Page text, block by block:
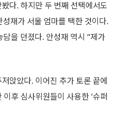
다. 하지만 두 번째 선택에서도
재가 서울 엄마를 택한 것이다.
을 던졌다. 안성재 역시 “제가
앉았다. 이어진 추가 토론 끝에
후 심사위원들이 사용한 ‘슈퍼